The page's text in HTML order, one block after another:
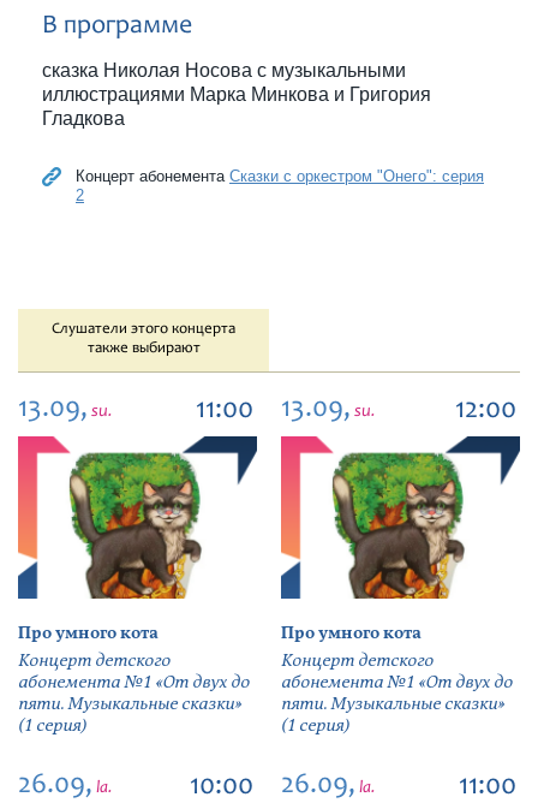
В программе
сказка Николая Носова с музыкальными
иллюстрациями Марка Минкова и Григория
Гладкова
Концерт абонемента Сказки с оркестром "Онего": серия
2
Слушатели этого концерта
также выбирают
13.09, su. 11:00
Про умного кота
Концерт детского
абонемента №1 «От двух до
пяти. Музыкальные сказки»
(1 серия)
13.09, su. 12:00
Про умного кота
Концерт детского
абонемента №1 «От двух до
пяти. Музыкальные сказки»
(1 серия)
26.09, la. 10:00 26.09, la. 11:00